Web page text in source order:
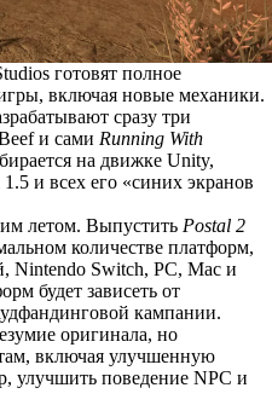
готовят полное
включая новые механики.
сразу три
и сами Running With
на движке Unity,
и всех его «синих экранов
летом. Выпустить Postal 2
количестве платформ,
Nintendo Switch, PC, Mac и
будет зависеть от
кампании.
оригинала, но
включая улучшенную
улучшить поведение NPC и